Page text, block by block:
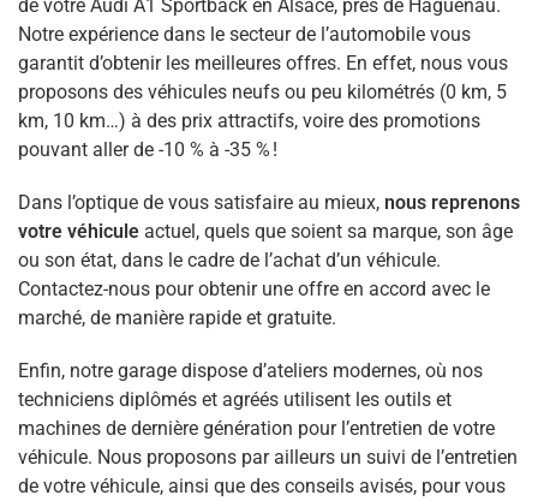
de votre Audi A1 Sportback en Alsace, près de Haguenau.
Notre expérience dans le secteur de l’automobile vous
garantit d’obtenir les meilleures offres. En effet, nous vous
proposons des véhicules neufs ou peu kilométrés (0 km, 5
km, 10 km…) à des prix attractifs, voire des promotions
pouvant aller de -10 % à -35 % !
Dans l’optique de vous satisfaire au mieux, nous reprenons
votre véhicule actuel, quels que soient sa marque, son âge
ou son état, dans le cadre de l’achat d’un véhicule.
Contactez-nous pour obtenir une offre en accord avec le
marché, de manière rapide et gratuite.
Enfin, notre garage dispose d’ateliers modernes, où nos
techniciens diplômés et agréés utilisent les outils et
machines de dernière génération pour l’entretien de votre
véhicule. Nous proposons par ailleurs un suivi de l’entretien
de votre véhicule, ainsi que des conseils avisés, pour vous